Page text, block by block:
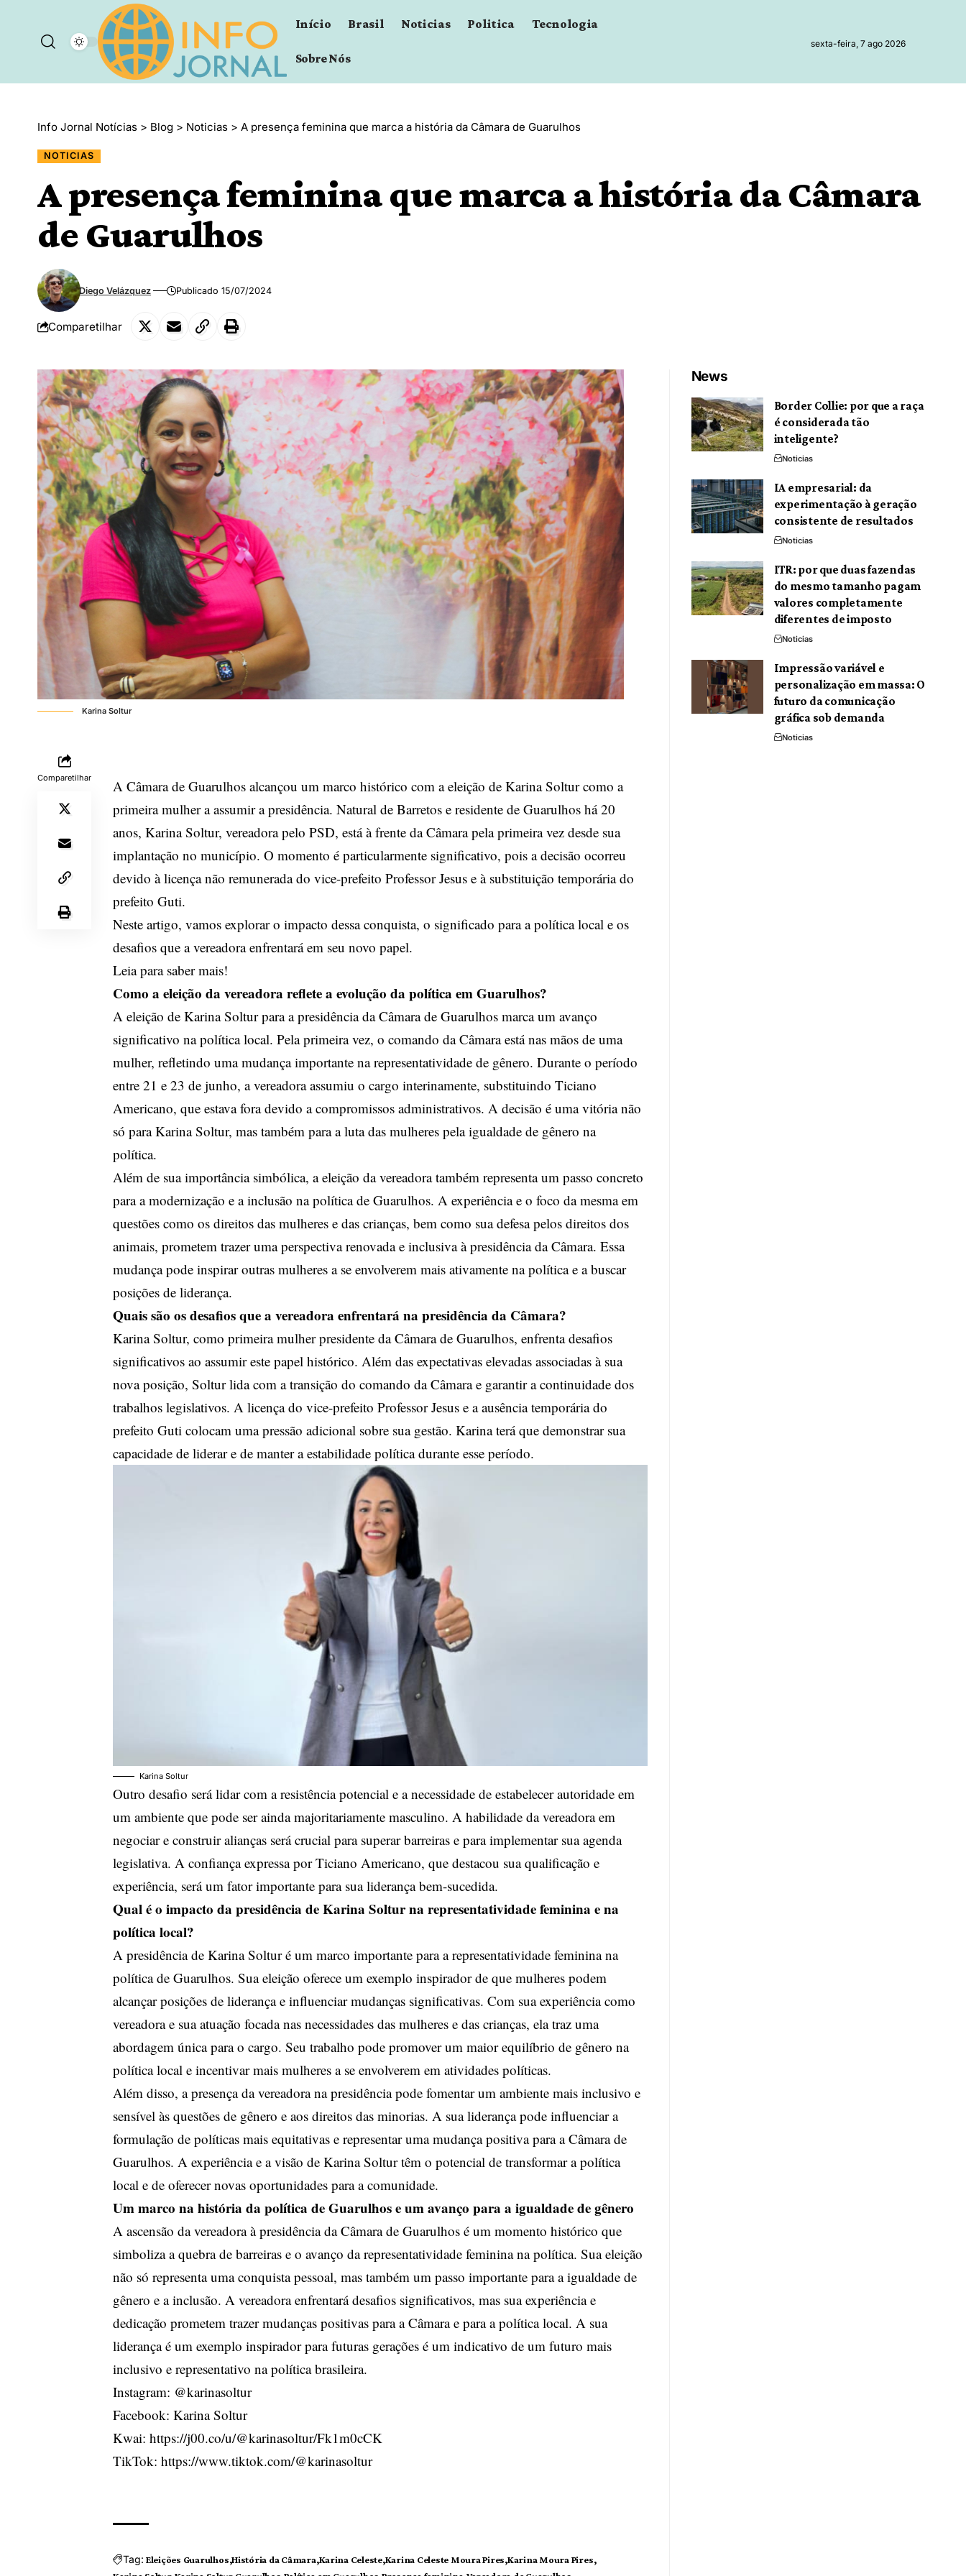
Início Brasil Noticias Politica Tecnologia
Sobre Nós
sexta-feira, 7 ago 2026
Info Jornal Notícias > Blog > Noticias > A presença feminina que marca a história da Câmara de Guarulhos
NOTICIAS
A presença feminina que marca a história da Câmara
de Guarulhos
Diego Velázquez Publicado 15/07/2024
Comparetilhar
Karina Soltur
Comparetilhar
A Câmara de Guarulhos alcançou um marco histórico com a eleição de Karina Soltur como a
primeira mulher a assumir a presidência. Natural de Barretos e residente de Guarulhos há 20
anos, Karina Soltur, vereadora pelo PSD, está à frente da Câmara pela primeira vez desde sua
implantação no município. O momento é particularmente significativo, pois a decisão ocorreu
devido à licença não remunerada do vice-prefeito Professor Jesus e à substituição temporária do
prefeito Guti.
Neste artigo, vamos explorar o impacto dessa conquista, o significado para a política local e os
desafios que a vereadora enfrentará em seu novo papel.
Leia para saber mais!
Como a eleição da vereadora reflete a evolução da política em Guarulhos?
A eleição de Karina Soltur para a presidência da Câmara de Guarulhos marca um avanço
significativo na política local. Pela primeira vez, o comando da Câmara está nas mãos de uma
mulher, refletindo uma mudança importante na representatividade de gênero. Durante o período
entre 21 e 23 de junho, a vereadora assumiu o cargo interinamente, substituindo Ticiano
Americano, que estava fora devido a compromissos administrativos. A decisão é uma vitória não
só para Karina Soltur, mas também para a luta das mulheres pela igualdade de gênero na
política.
Além de sua importância simbólica, a eleição da vereadora também representa um passo concreto
para a modernização e a inclusão na política de Guarulhos. A experiência e o foco da mesma em
questões como os direitos das mulheres e das crianças, bem como sua defesa pelos direitos dos
animais, prometem trazer uma perspectiva renovada e inclusiva à presidência da Câmara. Essa
mudança pode inspirar outras mulheres a se envolverem mais ativamente na política e a buscar
posições de liderança.
Quais são os desafios que a vereadora enfrentará na presidência da Câmara?
Karina Soltur, como primeira mulher presidente da Câmara de Guarulhos, enfrenta desafios
significativos ao assumir este papel histórico. Além das expectativas elevadas associadas à sua
nova posição, Soltur lida com a transição do comando da Câmara e garantir a continuidade dos
trabalhos legislativos. A licença do vice-prefeito Professor Jesus e a ausência temporária do
prefeito Guti colocam uma pressão adicional sobre sua gestão. Karina terá que demonstrar sua
capacidade de liderar e de manter a estabilidade política durante esse período.
Karina Soltur
Outro desafio será lidar com a resistência potencial e a necessidade de estabelecer autoridade em
um ambiente que pode ser ainda majoritariamente masculino. A habilidade da vereadora em
negociar e construir alianças será crucial para superar barreiras e para implementar sua agenda
legislativa. A confiança expressa por Ticiano Americano, que destacou sua qualificação e
experiência, será um fator importante para sua liderança bem-sucedida.
Qual é o impacto da presidência de Karina Soltur na representatividade feminina e na
política local?
A presidência de Karina Soltur é um marco importante para a representatividade feminina na
política de Guarulhos. Sua eleição oferece um exemplo inspirador de que mulheres podem
alcançar posições de liderança e influenciar mudanças significativas. Com sua experiência como
vereadora e sua atuação focada nas necessidades das mulheres e das crianças, ela traz uma
abordagem única para o cargo. Seu trabalho pode promover um maior equilíbrio de gênero na
política local e incentivar mais mulheres a se envolverem em atividades políticas.
Além disso, a presença da vereadora na presidência pode fomentar um ambiente mais inclusivo e
sensível às questões de gênero e aos direitos das minorias. A sua liderança pode influenciar a
formulação de políticas mais equitativas e representar uma mudança positiva para a Câmara de
Guarulhos. A experiência e a visão de Karina Soltur têm o potencial de transformar a política
local e de oferecer novas oportunidades para a comunidade.
Um marco na história da política de Guarulhos e um avanço para a igualdade de gênero
A ascensão da vereadora à presidência da Câmara de Guarulhos é um momento histórico que
simboliza a quebra de barreiras e o avanço da representatividade feminina na política. Sua eleição
não só representa uma conquista pessoal, mas também um passo importante para a igualdade de
gênero e a inclusão. A vereadora enfrentará desafios significativos, mas sua experiência e
dedicação prometem trazer mudanças positivas para a Câmara e para a política local. A sua
liderança é um exemplo inspirador para futuras gerações é um indicativo de um futuro mais
inclusivo e representativo na política brasileira.
Instagram: @karinasoltur
Facebook: Karina Soltur
Kwai: https://j00.co/u/@karinasoltur/Fk1m0cCK
TikTok: https://www.tiktok.com/@karinasoltur
Tag: Eleições Guarulhos História da Câmara Karina Celeste Karina Celeste Moura Pires Karina Moura Pires
News
Border Collie: por que a raça
é considerada tão
inteligente?
Noticias
IA empresarial: da
experimentação à geração
consistente de resultados
Noticias
ITR: por que duas fazendas
do mesmo tamanho pagam
valores completamente
diferentes de imposto
Noticias
Impressão variável e
personalização em massa: O
futuro da comunicação
gráfica sob demanda
Noticias